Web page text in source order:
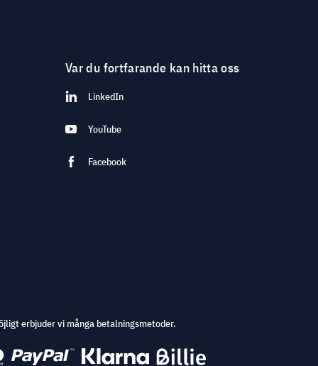
Var du fortfarande kan hitta oss
LinkedIn
YouTube
Facebook
erbjuder vi många betalningsmetoder.